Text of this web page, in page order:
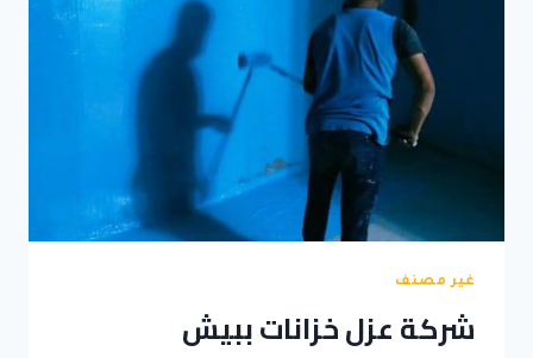
غير مصنف
شركة عزل خزانات ببيش